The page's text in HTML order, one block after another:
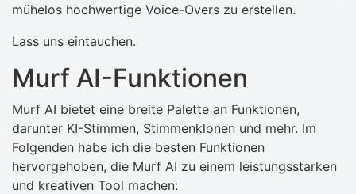
mühelos hochwertige Voice-Overs zu erstellen.
Lass uns eintauchen.
Murf AI-Funktionen
Murf AI bietet eine breite Palette an Funktionen,
darunter KI-Stimmen, Stimmenklonen und mehr. Im
Folgenden habe ich die besten Funktionen
hervorgehoben, die Murf AI zu einem leistungsstarken
und kreativen Tool machen: